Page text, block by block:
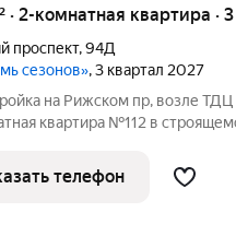
· 2-комнатная квартира ·
проспект,94Д
сезонов», 3 квартал 2027
на Рижском пр, возле
квартира №112 в
в единый жилой квартал
парковкой
телефон